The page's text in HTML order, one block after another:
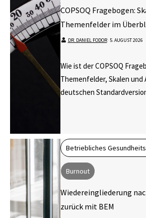
COPSOQ Fragebogen:
Themenfelder im
DR. DANIEL FODOR⋅ 5. AUGUST 2026
Wie ist der COPSOQ
Themenfelder, Skalen
deutschen
Betriebliches
Burnout
Wiedereingliederung
zurück mit BEM